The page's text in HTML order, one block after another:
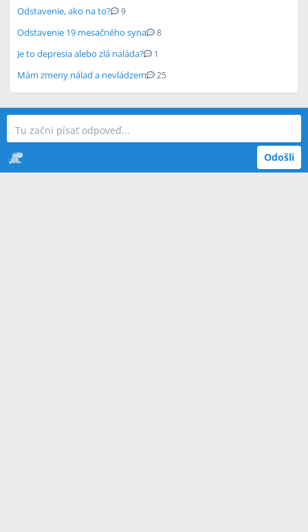
Odstavenie, ako na to? 9
Odstavenie 19 mesačného syna 8
Je to depresia alebo zlá naláda? 1
Mám zmeny nálad a nevládzem 25
Odošli